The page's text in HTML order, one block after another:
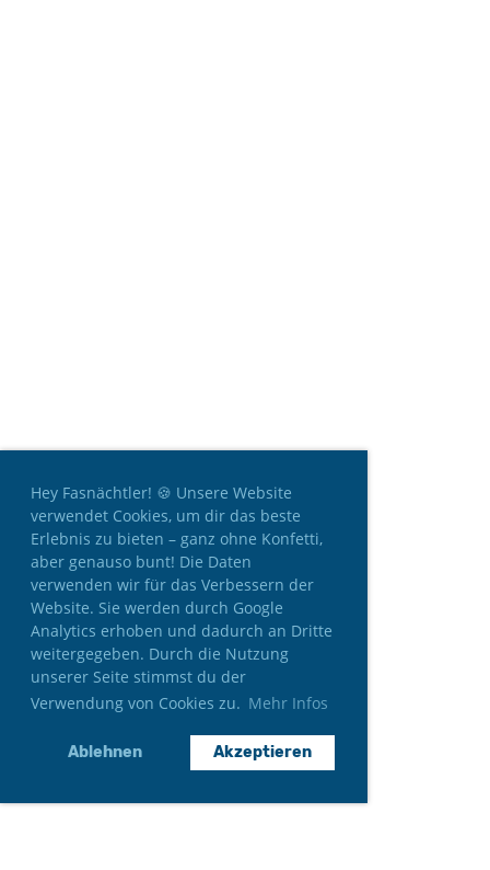
Hey Fasnächtler! 🍪 Unsere Website
verwendet Cookies, um dir das beste
Erlebnis zu bieten – ganz ohne Konfetti,
aber genauso bunt! Die Daten
verwenden wir für das Verbessern der
Website. Sie werden durch Google
Analytics erhoben und dadurch an Dritte
weitergegeben. Durch die Nutzung
unserer Seite stimmst du der
Verwendung von Cookies zu. Mehr Infos
Ablehnen Akzeptieren